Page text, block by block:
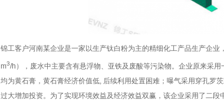
锦工客户河南某企业是一家以生产钛白粉为主的精细化工产品生产企
m3/h），废水中主要含有悬浮物、亚铁及废酸等污染物。企业原来采
均为黄石膏，黄石膏经济价值低, 后续利用处置困难；曝气采用穿孔罗
过大增加投资。为了实现环境效益及经济效益双赢，该企业采用了二